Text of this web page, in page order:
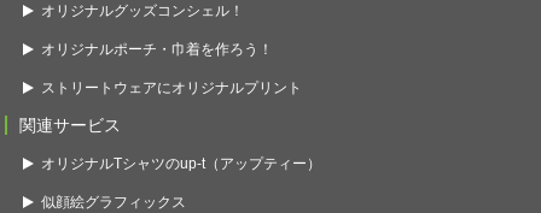
オリジナルグッズコンシェル！
オリジナルポーチ・巾着を作ろう！
ストリートウェアにオリジナルプリント
関連サービス
オリジナルTシャツのup-t（アップティー）
似顔絵グラフィックス